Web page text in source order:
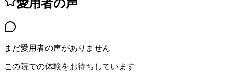
愛用者の声
まだ愛用者の声がありません
この院での体験をお待ちしています